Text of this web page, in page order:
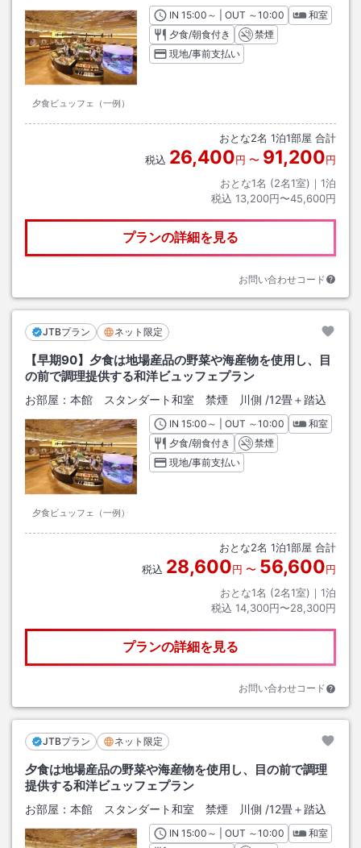
夕食ビュッフェ（一例）
INチェックイン
15:00 ～ | OUT チェックアウト
～10:00
和室
夕食/朝食付き
禁煙
現地/事前支払い
おとな2名 1泊1部屋 合計
税込 26,400円 〜 91,200円
おとな1名 (2名1室)｜ 1泊
税込 13,200円〜45,600円
プランの詳細を見る
お問い合わせコード
JTBプラン ネット限定
【早期90】夕食は地場産品の野菜や海産物を使用し、目
の前で調理提供する和洋ビュッフェプラン
お部屋： 本館 スタンダート和室 禁煙 川側 /12畳＋踏込
夕食ビュッフェ（一例）
INチェックイン
15:00 ～ | OUT チェックアウト
～10:00
和室
夕食/朝食付き
禁煙
現地/事前支払い
おとな2名 1泊1部屋 合計
税込 28,600円 〜 56,600円
おとな1名 (2名1室)｜ 1泊
税込 14,300円〜28,300円
プランの詳細を見る
お問い合わせコード
JTBプラン ネット限定
夕食は地場産品の野菜や海産物を使用し、目の前で調理
提供する和洋ビュッフェプラン
お部屋： 本館 スタンダート和室 禁煙 川側 /12畳＋踏込
INチェックイン
15:00 ～ | OUT チェックアウト
～10:00
和室